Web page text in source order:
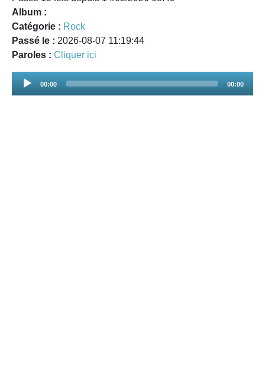
Album :
Catégorie : Rock
Passé le : 2026-08-07 11:19:44
Paroles : Cliquer ici
Audio
00:00 00:00